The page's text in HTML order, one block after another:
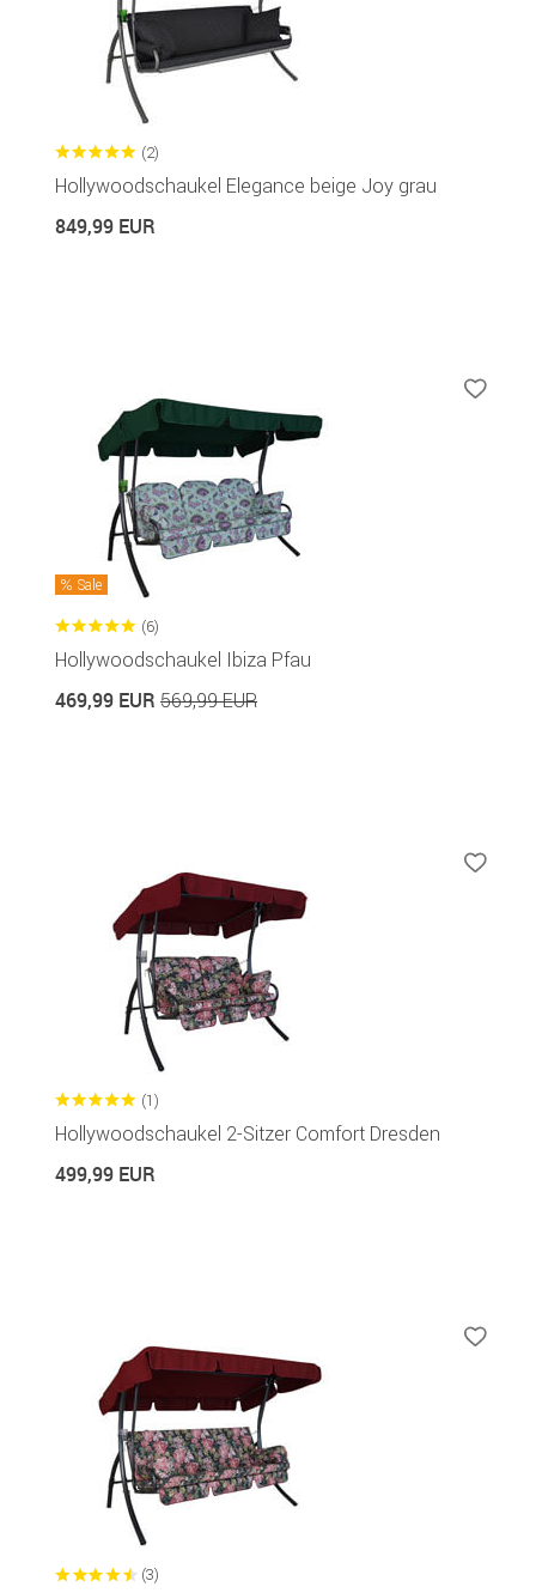
(2)
Hollywoodschaukel Elegance beige Joy grau
849,99 EUR
Sale
(6)
Hollywoodschaukel Ibiza Pfau
469,99 EUR 569,99 EUR
(1)
Hollywoodschaukel 2-Sitzer Comfort Dresden
499,99 EUR
(3)